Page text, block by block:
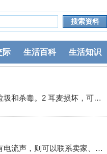
际 生活百科 生活知识
1 耳麦有杂音（电流声）主要原因电脑没有及时清理，堆积系统垃圾太多，电脑反映缓慢，应及时清理电脑的系统垃圾和杀毒。2 耳麦损坏，可以把耳麦和其他耳麦或电脑比较，必要时更换耳麦。电脑有静电，也是主要原因。你用手接触电脑机箱的铁质部分，如果电流声消失，你就把一段铜线，一端接电脑后面的螺丝上，一端接地。效...
4 看耳机线材有没有断线或者松动情况，排除外观硬件损伤，最后如果各种检查蓝牙耳机都发现没问题却还是一直有电流声，则可以联系卖家、售后退换货、检测维修处理。5 电脑有静电，也是主要原因。用手接触电脑机箱的铁质部分，如果电流声消失，就把一段铜线，一端接电脑后面的螺丝上，一端接地。麦克风是否在加强状态。把...